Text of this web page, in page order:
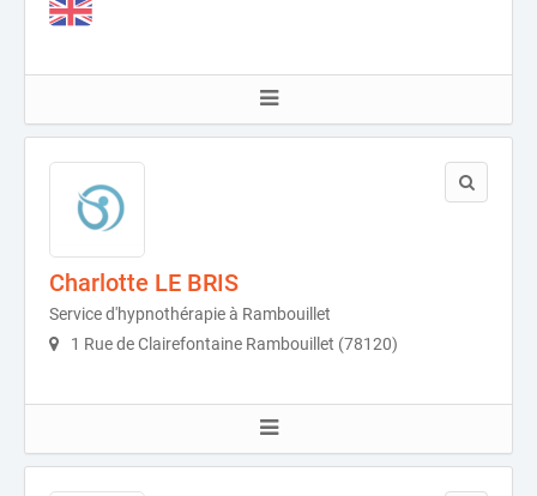
Charlotte LE BRIS
Service d'hypnothérapie à Rambouillet
1 Rue de Clairefontaine Rambouillet (78120)